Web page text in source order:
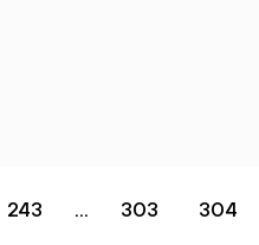
243 ... 303 304